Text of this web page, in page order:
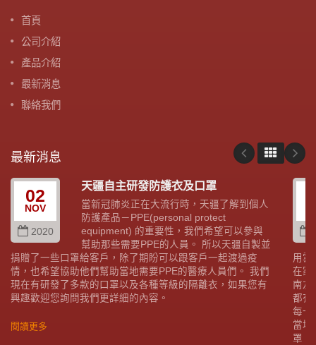
首頁
公司介紹
產品介紹
最新消息
聯絡我們
最新消息
02
NOV
2020
天疆自主研發防護衣及口罩
當新冠肺炎正在大流行時，天疆了解到個人
防護產品－PPE(personal protect
equipment) 的重要性，我們希望可以參與
幫助那些需要PPE的人員。 所以天疆自製並
捐贈了一些口罩給客戶，除了期盼可以跟客戶一起渡過疫
情，也希望協助他們幫助當地需要PPE的醫療人員們。 我們
現在有研發了多款的口罩以及各種等級的隔離衣，如果您有
興趣歡迎您詢問我們更詳細的內容。
閱讀更多
用雲
在家
南友
都有
每一
當地
罩。